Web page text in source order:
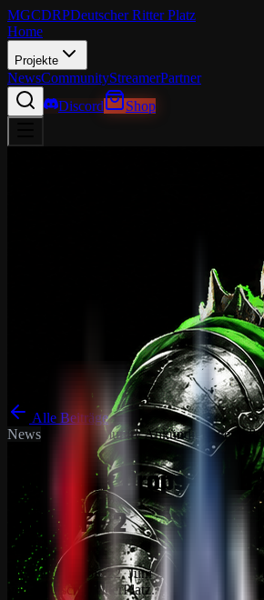
MGCDRPDeutscher Ritter Platz
Home
Projekte
NewsCommunityStreamerPartner
Discord
Shop
Alle Beiträge
News DRP Community Ankündigungen
Rust Kick Drops am
KICK OFF 2
Vom 11. Juni bis 22. Juni 2026 gibt es
von DeutscherRitterPlatz.